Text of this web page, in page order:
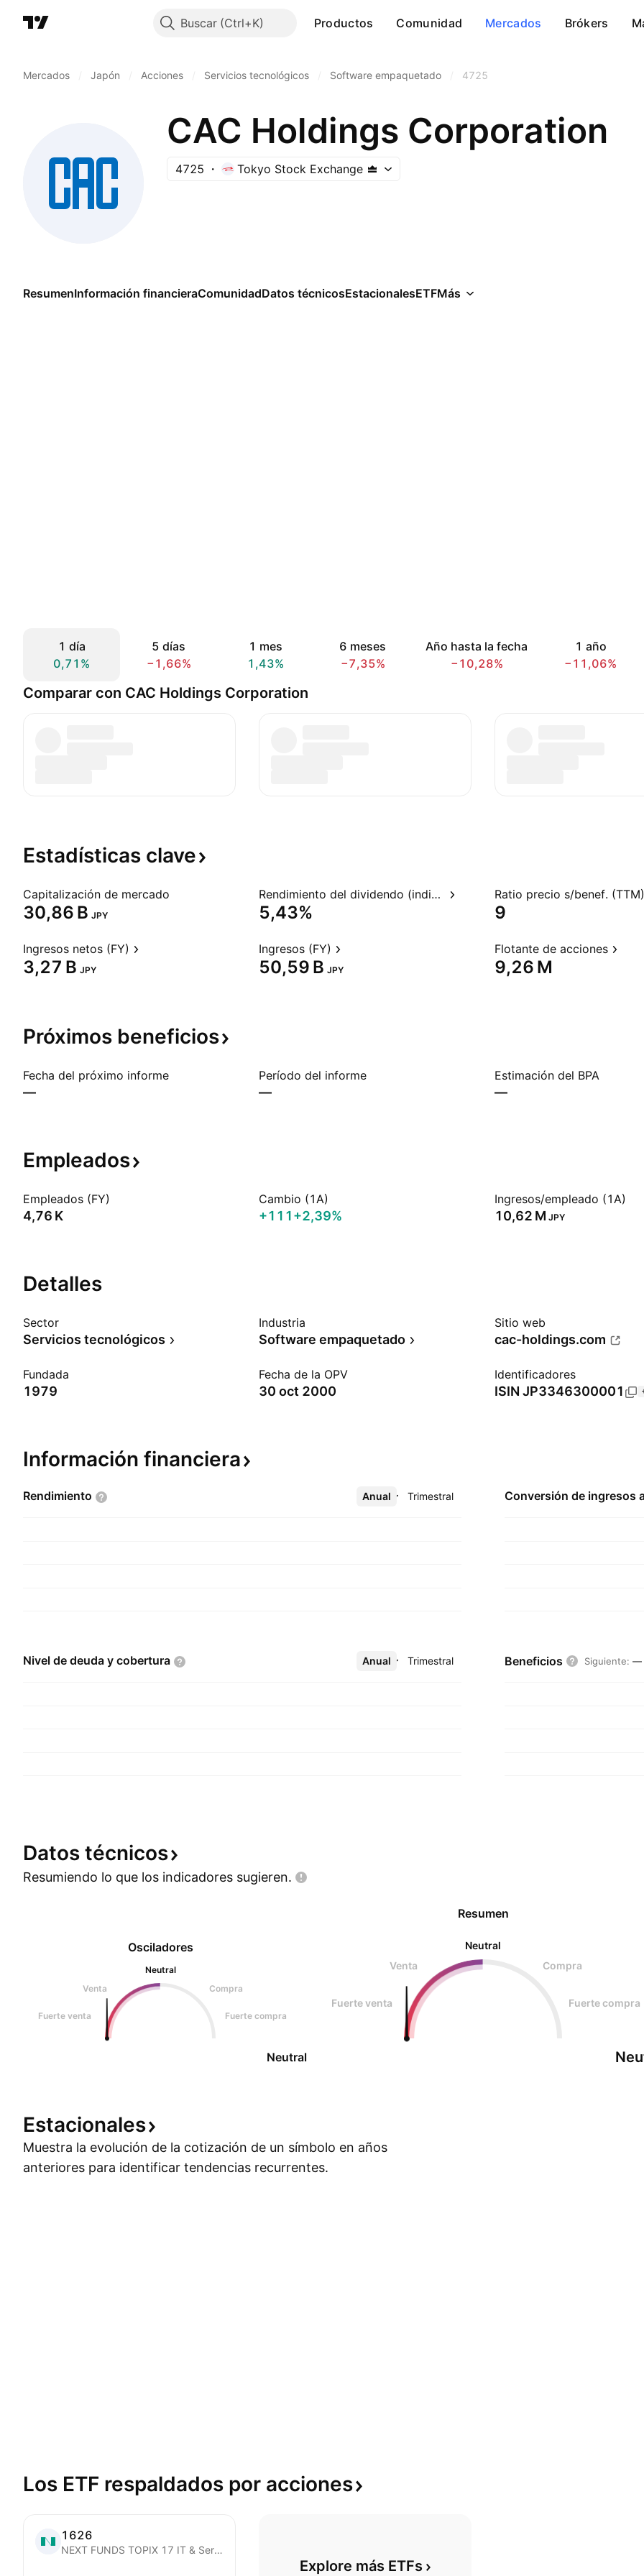
Buscar Productos Comunidad Mercados Brókers
Mercados Japón Acciones Servicios tecnológicos Software empaquetado 4725
CAC Holdings Corporation
4725 Tokyo Stock Exchange
ResumenInformación financieraComunidadDatos técnicosEstacionalesETFMás
1 día
0,71%
5 días
−1,66%
1 mes
1,43%
6 meses
−7,35%
Año hasta la fecha
−10,28%
1 año
−11,06%
Comparar con CAC Holdings Corporation
Estadísticas clave
Capitalización de mercado
‪30,86 B‬ JPY
Rendimiento del dividendo (indicado)
5,43%
Ratio precio s/benef. (TTM)
9
Ingresos netos (FY)
‪3,27 B‬ JPY
Ingresos (FY)
‪50,59 B‬ JPY
Flotante de acciones
‪9,26 M‬
Próximos beneficios
Fecha del próximo informe
—
Período del informe
—
Estimación del BPA
—
Empleados
Empleados (FY)
‪4,76 K‬
Cambio (1A)
+111+2,39%
Ingresos/empleado (1A)
‪10,62 M‬ JPY
Detalles
Sector
Servicios tecnológicos
Industria
Software empaquetado
Sitio web
cac-holdings.com
Fundada
1979
Fecha de la OPV
30 oct 2000
Identificadores
ISIN JP3346300001
Información financiera
Rendimiento Anual Trimestral
Más Conversión de ingresos
Nivel de deuda y cobertura Anual Trimestral
Más Beneficios Siguiente: —
Datos técnicos
Resumiendo lo que los indicadores sugieren.
Osciladores
Neutral
Venta
Compra
Fuerte venta Fuerte compra
Neutral
Resumen
Neutral
Venta
Compra
Fuerte venta Fuerte compra
Estacionales
Muestra la evolución de la cotización de un símbolo en años
anteriores para identificar tendencias recurrentes.
Los ETF respaldados por acciones
1626
NEXT FUNDS TOPIX 17 IT & Service Other ETF
Explore más ETFs